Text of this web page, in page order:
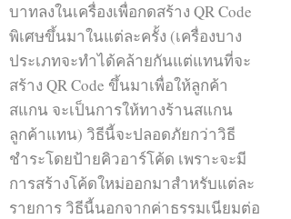
กลุ่ม WeChat นี้ เป็นวิธีสร้างสาย
สัมพันธ์และ promote สินค้าของเราได้
อย่างมีประสิทธิภาพ โดยคนที่ใช้วิธีนี้จะ
มีการสร้างกลุ่มย่อยๆที่เฉพาะเจาะจง
หลายกลุ่มเพื่อดึงดูดคนมากขึ้น และมี
การส่งข้อความที่มีประโยชน์ต่อคนใน
กลุ่มนั้นนั้นอย่างต่อเนื่องเพื่อให้มีการ
พูดคุยและสร้างสายสัมพันธ์กัน
บาทลงในเครื่องเพื่อกดสร้าง QR Code
พิเศษขึ้นมาในแต่ละครั้ง (เครื่องบาง
ประเภทจะทำได้คล้ายกันแต่แทนที่จะ
สร้าง QR Code ขึ้นมาเพื่อให้ลูกค้า
สแกน จะเป็นการให้ทางร้านสแกน
ลูกค้าแทน) วิธีนี้จะปลอดภัยกว่าวิธี
ชำระโดยป้ายคิวอาร์โค้ด เพราะจะมี
การสร้างโค้ดใหม่ออกมาสำหรับแต่ละ
รายการ วิธีนี้นอกจากค่าธรรมเนียมต่อ